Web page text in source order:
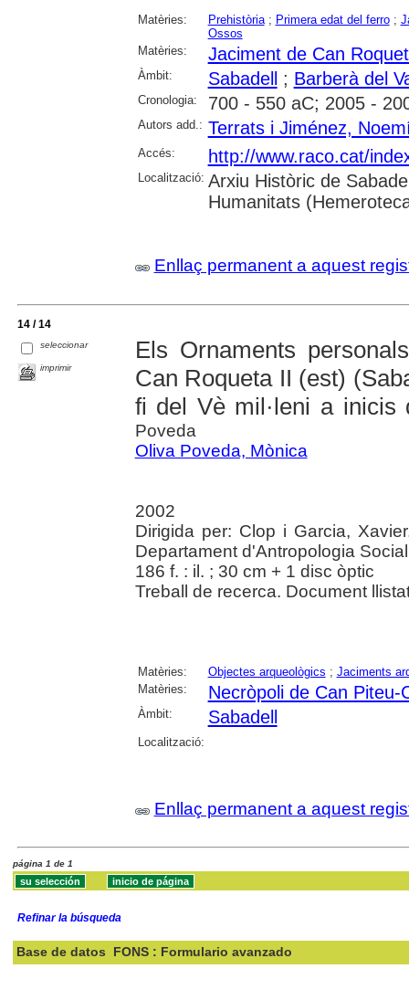
Matèries: Prehistòria; Primera edat del ferro;
Ossos
Matèries:
Jaciment de Can
Àmbit: Sabadell ; Barberà del
Cronologia: 700 - 550 aC; 2005 -
Autors add.: Terrats i Jiménez,
Accés: http://www.raco.cat/
Localització: Arxiu Històric de
Humanitats
Enllaç permanent a aquest
14 / 14
seleccionar
imprimir
Els Ornaments
Can Roqueta II (est)
fi del Vè mil·leni a inicis
Poveda
Oliva Poveda, Mònica
2002
Dirigida per: Clop i Garcia,
Departament d'Antropologia
186 f. : il. ; 30 cm + 1 disc òptic
Treball de recerca. Document
Matèries: Objectes arqueològics ; Jaciments
Matèries:
Necròpoli de Can Piteu-
Àmbit: Sabadell
Localització:
Enllaç permanent a aquest
página 1 de 1
Refinar la búsqueda
Base de datos FONS : Formulario avanzado